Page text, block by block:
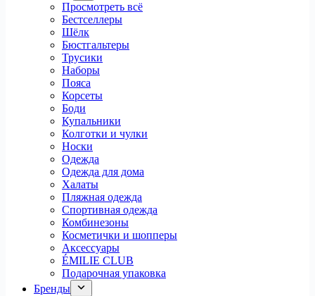
Просмотреть всё
Бестселлеры
Шёлк
Бюстгальтеры
Трусики
Наборы
Пояса
Корсеты
Боди
Купальники
Колготки и чулки
Носки
Одежда
Одежда для дома
Халаты
Пляжная одежда
Спортивная одежда
Комбинезоны
Косметички и шопперы
Аксессуары
ÉMILIE CLUB
Подарочная упаковка
Бренды